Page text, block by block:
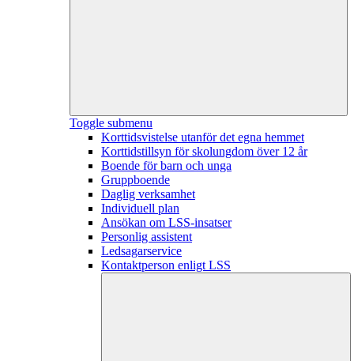
Toggle submenu
Korttidsvistelse utanför det egna hemmet
Korttidstillsyn för skolungdom över 12 år
Boende för barn och unga
Gruppboende
Daglig verksamhet
Individuell plan
Ansökan om LSS-insatser
Personlig assistent
Ledsagarservice
Kontaktperson enligt LSS